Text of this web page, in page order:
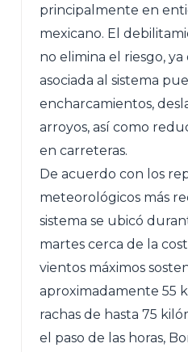
principalmente en
mexicano. El
no elimina el riesgo,
asociada al sistema
encharcamientos,
arroyos, así como
en carreteras.
De acuerdo con los
meteorológicos más
sistema se ubicó
martes cerca de la
vientos máximos
aproximadamente 55
rachas de hasta 75
el paso de las horas,